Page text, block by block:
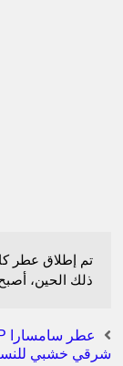
ذلك الحين،
شرقي خشبي